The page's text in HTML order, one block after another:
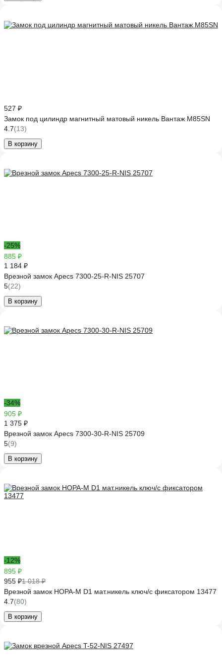
527 ₽
Замок под цилиндр магнитный матовый никель Вантаж M85SN
4.7(13)
В корзину
-25%
885 ₽
1 184 ₽
Врезной замок Apecs 7300-25-R-NIS 25707
5(22)
В корзину
-34%
905 ₽
1 375 ₽
Врезной замок Apecs 7300-30-R-NIS 25709
5(9)
В корзину
-12%
895 ₽
955 ₽1 018 ₽
Врезной замок НОРА-М D1 мат.никель ключ/с фиксатором 13477
4.7(80)
В корзину